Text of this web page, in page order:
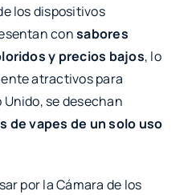
los dispositivos
consabores
y precios bajos, lo
atractivos para
Unido, se desechan
de vapes de un solo uso
por la Cámara de los